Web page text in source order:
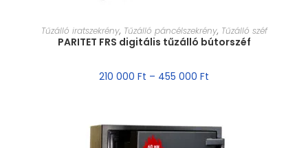
MÉRET VÁLASZTÁSA
Tűzálló iratszekrény, Tűzálló páncélszekrény, Tűzálló széf
PARITET FRS digitális tűzálló bútorszéf
210 000 Ft – 455 000 Ft